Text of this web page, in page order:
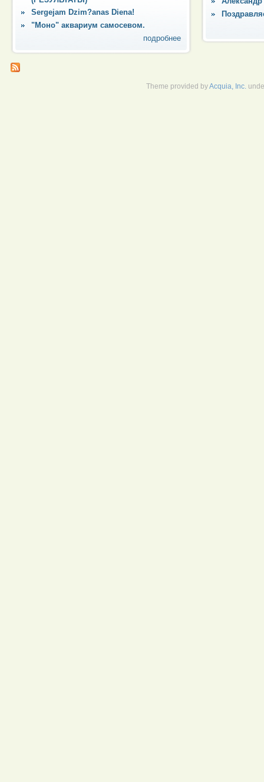
Sergejam Dzim?anas Diena!
"Моно" аквариум самосевом.
подробнее
Theme provided byAcquia, Inc.